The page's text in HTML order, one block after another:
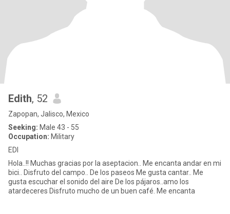
Edith, 52
Zapopan, Jalisco, Mexico
Seeking: Male 43 - 55
Occupation: Military
EDI
Hola..!! Muchas gracias por la aseptacion.. Me encanta andar en mi
bici.. Disfruto del campo.. De los paseos Me gusta cantar.. Me
gusta escuchar el sonido del aire De los pájaros..amo los
atardeceres Disfruto mucho de un buen café. Me encanta